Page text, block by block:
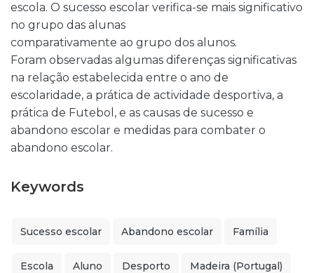
escola. O sucesso escolar verifica-se mais significativo
no grupo das alunas
comparativamente ao grupo dos alunos.
Foram observadas algumas diferenças significativas
na relação estabelecida entre o ano de
escolaridade, a prática de actividade desportiva, a
prática de Futebol, e as causas de sucesso e
abandono escolar e medidas para combater o
abandono escolar.
Keywords
Sucesso escolar Abandono escolar Família
Escola Aluno Desporto Madeira (Portugal)